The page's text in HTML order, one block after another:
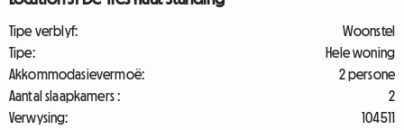
Tipe verblyf:
Woonstel
Tipe:
Hele woning
Akkommodasievermoë:
2 persone
Aantal slaapkamers :
2
Verwysing:
104511